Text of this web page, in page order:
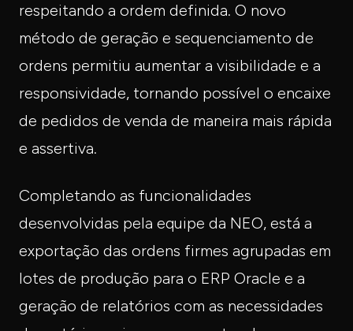
respeitando a ordem definida. O novo
método de geração e sequenciamento de
ordens permitiu aumentar a visibilidade e a
responsividade, tornando possível o encaixe
de pedidos de venda de maneira mais rápida
e assertiva.
Completando as funcionalidades
desenvolvidas pela equipe da NEO, está a
exportação das ordens firmes agrupadas em
lotes de produção para o ERP Oracle e a
geração de relatórios com as necessidades